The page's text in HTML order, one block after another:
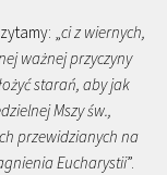
„ci z wiernych,
ważnej przyczyny
starań, aby jak
Mszy św.,
przewidzianych na
Eucharystii”.